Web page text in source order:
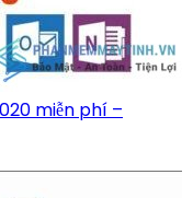
miễn phí –